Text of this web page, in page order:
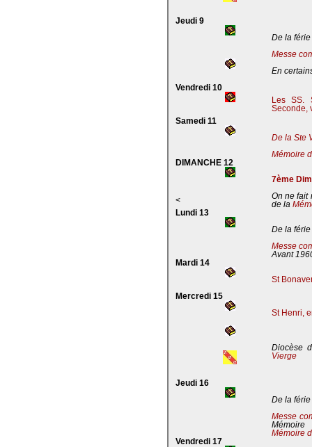
Jeudi 9
De la férie
Messe
En
Vendredi 10
Les SS.
Seconde,
Samedi 11
De la Ste
Mémoire
DIMANCHE 12
7ème
<
On ne fait
de la
Lundi 13
De la férie
Messe
Avant
Mardi 14
St
Mercredi 15
St Henri,
Diocèse
Vierge
Jeudi 16
De la férie
Messe
Mémoire
Mémoire
Vendredi 17